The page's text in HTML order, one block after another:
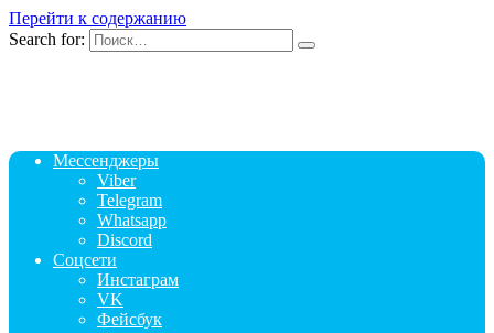
Перейти к содержанию
Search for:
Мессенджеры
Viber
Telegram
Whatsapp
Discord
Соцсети
Инстаграм
VK
Фейсбук